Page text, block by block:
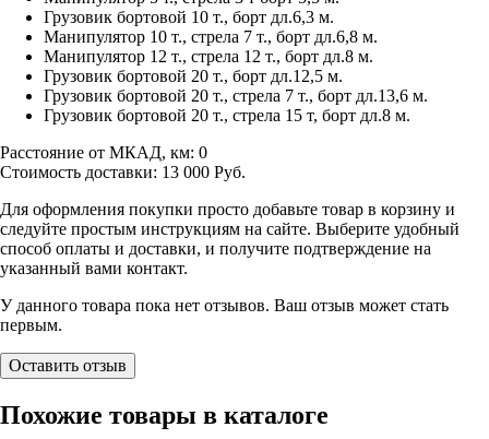
Грузовик бортовой 10 т., борт дл.6,3 м.
Манипулятор 10 т., стрела 7 т., борт дл.6,8 м.
Манипулятор 12 т., стрела 12 т., борт дл.8 м.
Грузовик бортовой 20 т., борт дл.12,5 м.
Грузовик бортовой 20 т., стрела 7 т., борт дл.13,6 м.
Грузовик бортовой 20 т., стрела 15 т, борт дл.8 м.
Расстояние от МКАД, км: 0
Стоимость доставки: 13 000 Руб.
Для оформления покупки просто добавьте товар в корзину и
следуйте простым инструкциям на сайте. Выберите удобный
способ оплаты и доставки, и получите подтверждение на
указанный вами контакт.
У данного товара пока нет отзывов. Ваш отзыв может стать
первым.
Оставить отзыв
Похожие товары в каталоге